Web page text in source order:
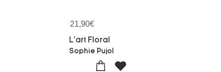
21,90€
L'art Floral
Sophie Pujol